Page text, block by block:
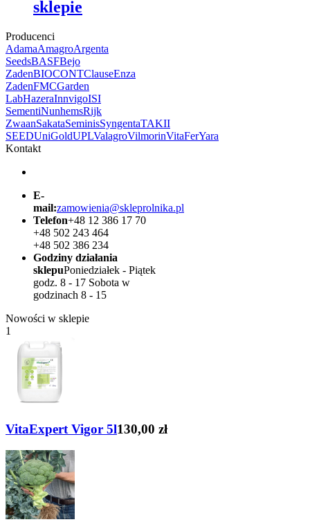
sklepie
Producenci
AdamaAmagroArgenta
SeedsBASFBejo
ZadenBIOCONTClauseEnza
ZadenFMCGarden
LabHazeraInnvigoISI
SementiNunhemsRijk
ZwaanSakataSeminisSyngentaTAKII
SEEDUniGoldUPLValagroVilmorinVitaFerYara
Kontakt
E-
mail:zamowienia@skleprolnika.pl
Telefon+48 12 386 17 70
+48 502 243 464
+48 502 386 234
Godziny działania
sklepuPoniedziałek - Piątek
godz. 8 - 17 Sobota w
godzinach 8 - 15
Nowości w sklepie
1
VitaExpert Vigor 5l130,00 zł